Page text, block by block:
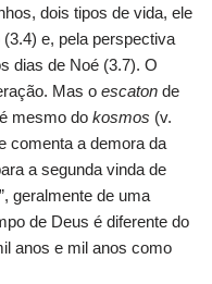
dois tipos de vida, ele
e, pela perspectiva
dias de Noé (3.7). O
Mas o escaton de
mesmo do kosmos (v.
comenta a demora da
a segunda vinda de
geralmente de uma
de Deus é diferente do
anos e mil anos como